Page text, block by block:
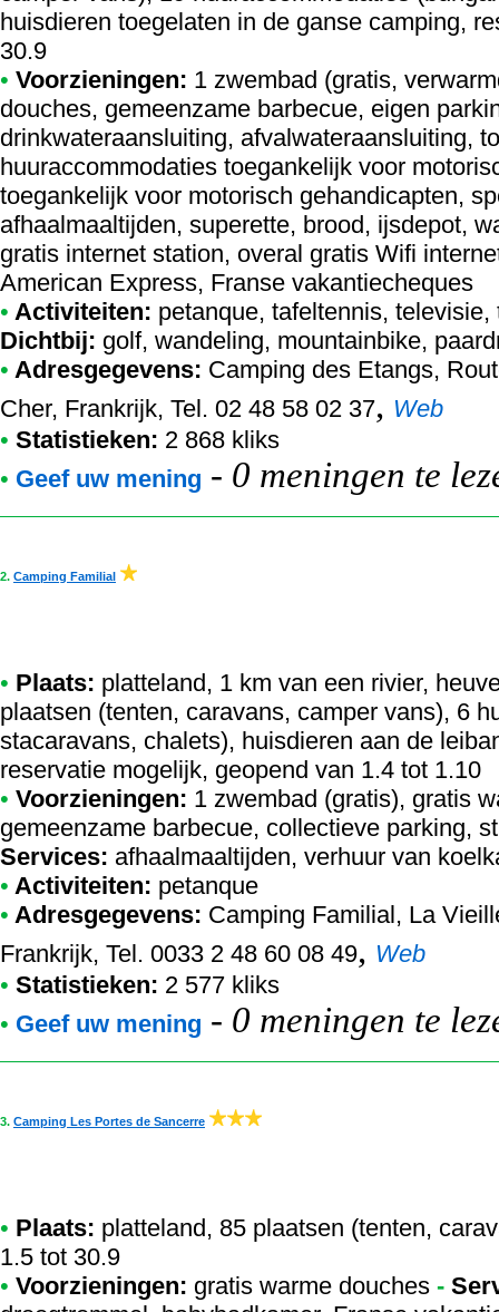
huisdieren toegelaten in de ganse camping,
30.9
• Voorzieningen: 1 zwembad (gratis,
douches, gemeenzame barbecue, eigen
drinkwateraansluiting, afvalwateraansluiting,
huuraccommodaties toegankelijk voor
toegankelijk voor motorisch gehandicapten,
afhaalmaaltijden, superette, brood, ijsdepot,
gratis internet station, overal gratis Wifi
American Express, Franse vakantiecheques
• Activiteiten: petanque, tafeltennis,
Dichtbij: golf, wandeling, mountainbike,
• Adresgegevens: Camping des Etangs,
Cher, Frankrijk, Tel. 02 48 58 02 37, Web
• Statistieken: 2 868 kliks
• Geef uw mening - 0 meningen te
2. Camping Familial
• Plaats: platteland, 1 km van een rivier,
plaatsen (tenten, caravans, camper vans), 6
stacaravans, chalets), huisdieren aan de
reservatie mogelijk, geopend van 1.4 tot 1.10
• Voorzieningen: 1 zwembad (gratis), gratis
gemeenzame barbecue, collectieve parking,
Services: afhaalmaaltijden, verhuur van
• Activiteiten: petanque
• Adresgegevens: Camping Familial, La
Frankrijk, Tel. 0033 2 48 60 08 49, Web
• Statistieken: 2 577 kliks
• Geef uw mening - 0 meningen te
3. Camping Les Portes de Sancerre
• Plaats: platteland, 85 plaatsen (tenten,
1.5 tot 30.9
• Voorzieningen: gratis warme douches -